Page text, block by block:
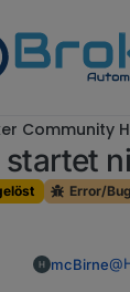
Community
startet
Error/Bug
mcBirne@